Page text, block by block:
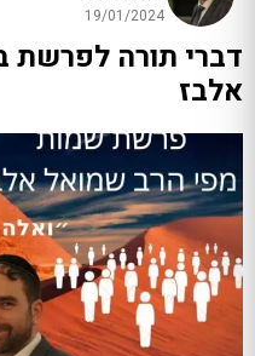
19/01/2024
דברי תורה לפרשת
אלבז